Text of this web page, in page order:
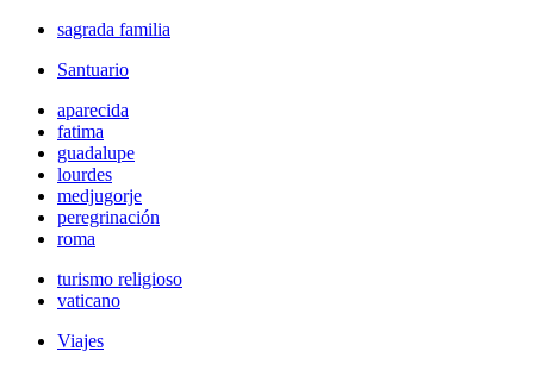
sagrada familia
Santuario
aparecida
fatima
guadalupe
lourdes
medjugorje
peregrinación
roma
turismo religioso
vaticano
Viajes